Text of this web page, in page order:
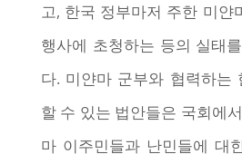
고, 한국 정부마저 주한 미얀
행사에 초청하는 등의 실태
다. 미얀마 군부와 협력하는
할 수 있는 법안들은 국회에
마 이주민들과 난민들에 대